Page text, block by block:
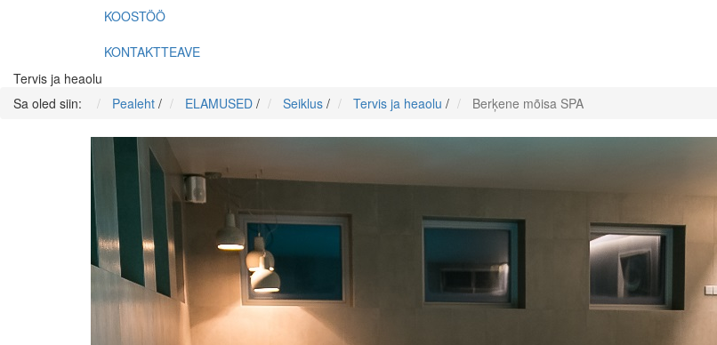
KOOSTÖÖ
KONTAKTTEAVE
Tervis ja heaolu
Sa oled siin:
Pealeht / ELAMUSED / Seiklus / Tervis ja heaolu / Berķene mõisa SPA